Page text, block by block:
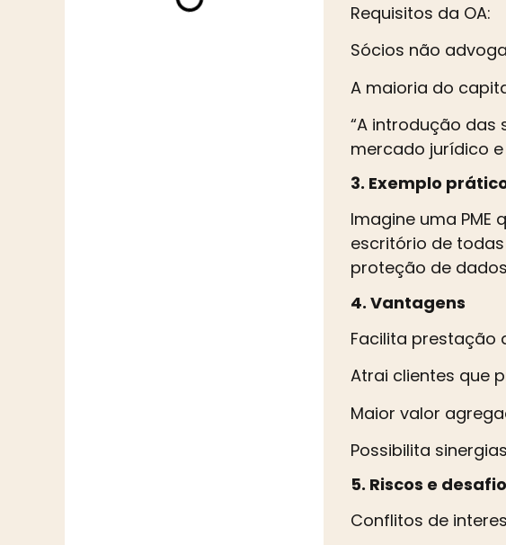
Requisitos da OA:
Sócios não
A maioria do
“A introdução
mercado jurídico
3. Exemplo
Imagine uma
escritório de
proteção de
4. Vantagens
Facilita prestação
Atrai clientes que
Maior valor
Possibilita
5. Riscos e
Conflitos de